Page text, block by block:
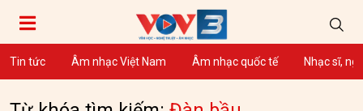
Tin tức Âm nhạc Việt Nam Âm nhạc quốc tế Nhạc sĩ,